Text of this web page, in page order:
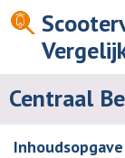
Centraal
Inhoudsopgave